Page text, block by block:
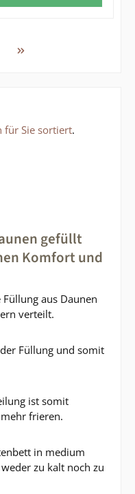
für Sie sortiert.
gefüllt
Komfort und
aus Daunen
verteilt.
Füllung und somit
ist somit
frieren.
in medium
zu kalt noch zu